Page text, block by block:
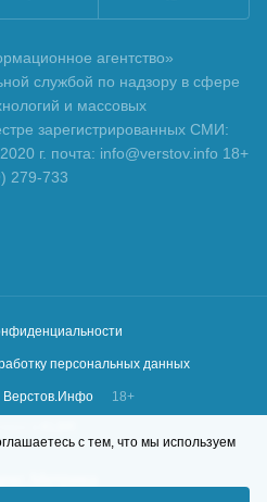
агентство»
службой по надзору в сфере
и массовых
зарегистрированных СМИ:
г. почта: info@verstov.info 18+
279-733
персональных данных
Верстов.Инфо
18+
с тем, что мы используем